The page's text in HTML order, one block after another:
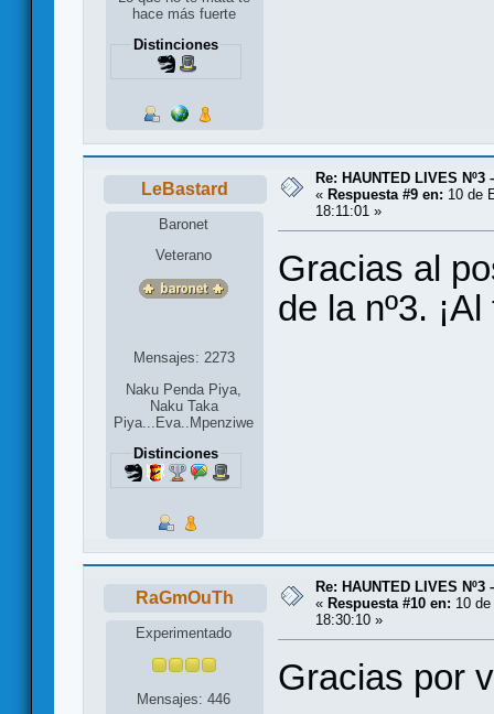
hace más fuerte
Distinciones
LeBastard
Baronet
Veterano
Mensajes: 2273
Naku Penda Piya,
Naku Taka
Piya...Eva..Mpenziwe
Distinciones
Re: HAUNTED LIVES Nº3
« Respuesta #9 en: 10 de
18:11:01 »
Gracias al
de la nº3.
RaGmOuTh
Experimentado
Mensajes: 446
Re: HAUNTED LIVES Nº3
« Respuesta #10 en: 10
18:30:10 »
Gracias por